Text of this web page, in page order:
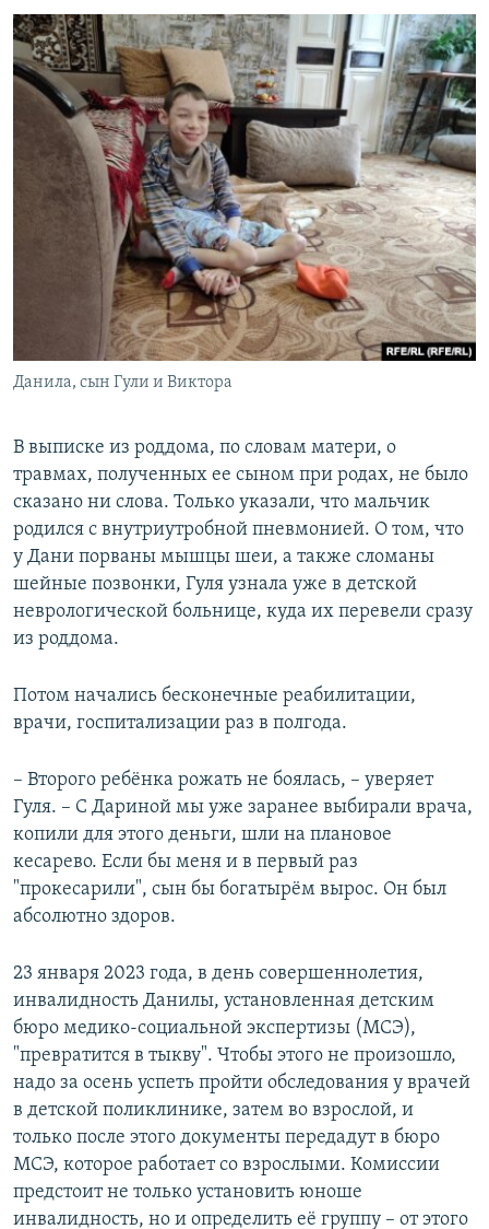
Данила, сын Гули и Виктора
В выписке из роддома, по словам матери, о
травмах, полученных ее сыном при родах, не было
сказано ни слова. Только указали, что мальчик
родился с внутриутробной пневмонией. О том, что
у Дани порваны мышцы шеи, а также сломаны
шейные позвонки, Гуля узнала уже в детской
неврологической больнице, куда их перевели сразу
из роддома.
Потом начались бесконечные реабилитации,
врачи, госпитализации раз в полгода.
– Второго ребёнка рожать не боялась, – уверяет
Гуля. – С Дариной мы уже заранее выбирали врача,
копили для этого деньги, шли на плановое
кесарево. Если бы меня и в первый раз
"прокесарили", сын бы богатырём вырос. Он был
абсолютно здоров.
23 января 2023 года, в день совершеннолетия,
инвалидность Данилы, установленная детским
бюро медико-социальной экспертизы (МСЭ),
"превратится в тыкву". Чтобы этого не произошло,
надо за осень успеть пройти обследования у врачей
в детской поликлинике, затем во взрослой, и
только после этого документы передадут в бюро
МСЭ, которое работает со взрослыми. Комиссии
предстоит не только установить юноше
инвалидность, но и определить её группу – от этого